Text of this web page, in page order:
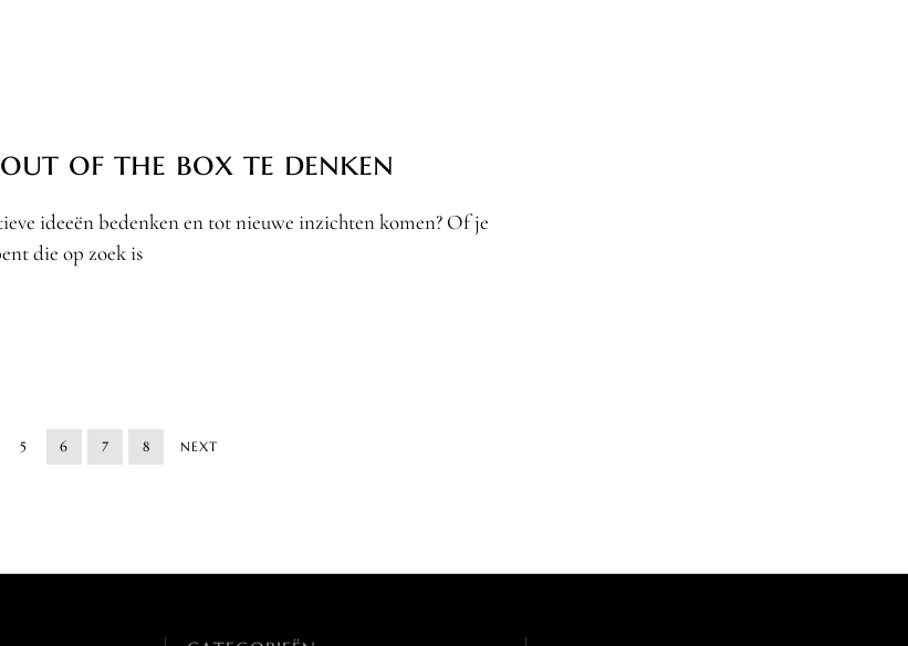
of the box te denken
ideeën bedenken en tot nieuwe inzichten komen? Of je
die op zoek is
5 6 7 8 NEXT